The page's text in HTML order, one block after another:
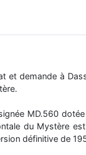
et demande à
MD.560
du Mystère
définitive de